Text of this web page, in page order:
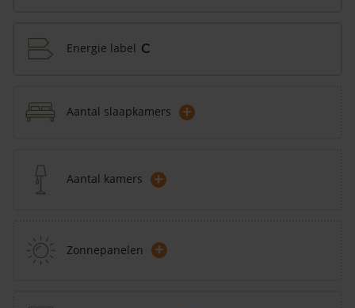
Energie label C
Aantal slaapkamers +
Aantal kamers +
Zonnepanelen +